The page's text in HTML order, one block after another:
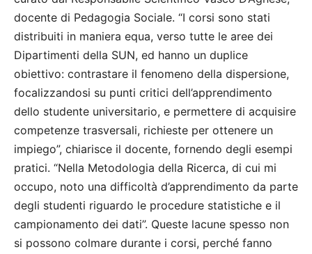
docente di Pedagogia Sociale. “I corsi sono stati
distribuiti in maniera equa, verso tutte le aree dei
Dipartimenti della SUN, ed hanno un duplice
obiettivo: contrastare il fenomeno della dispersione,
focalizzandosi su punti critici dell’apprendimento
dello studente universitario, e permettere di acquisire
competenze trasversali, richieste per ottenere un
impiego”, chiarisce il docente, fornendo degli esempi
pratici. “Nella Metodologia della Ricerca, di cui mi
occupo, noto una difficoltà d’apprendimento da parte
degli studenti riguardo le procedure statistiche e il
campionamento dei dati”. Queste lacune spesso non
si possono colmare durante i corsi, perché fanno